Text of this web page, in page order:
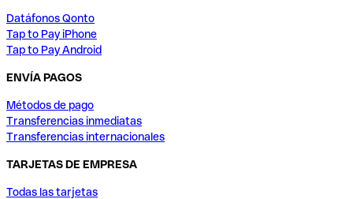
Datáfonos Qonto
Tap to Pay iPhone
Tap to Pay Android
ENVÍA PAGOS
Métodos de pago
Transferencias inmediatas
Transferencias internacionales
TARJETAS DE EMPRESA
Todas las tarjetas